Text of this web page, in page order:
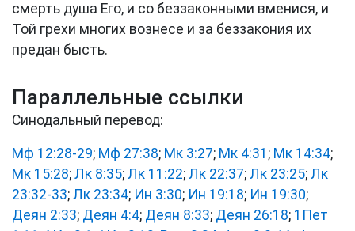
смерть душа Его, и со беззаконными вменися, и
Той грехи многих вознесе и за беззакония их
предан бысть.
Параллельные ссылки
Синодальный перевод:
Мф 12:28-29; Мф 27:38; Мк 3:27; Мк 4:31 ; Мк 14:34;
Мк 15:28; Лк 8:35; Лк 11:22; Лк 22:37; Лк 23:25; Лк
23:32-33; Лк 23:34; Ин 3:30; Ин 19:18; Ин 19:30;
Деян 2:33; Деян 4:4; Деян 8:33; Деян 26:18; 1Пет